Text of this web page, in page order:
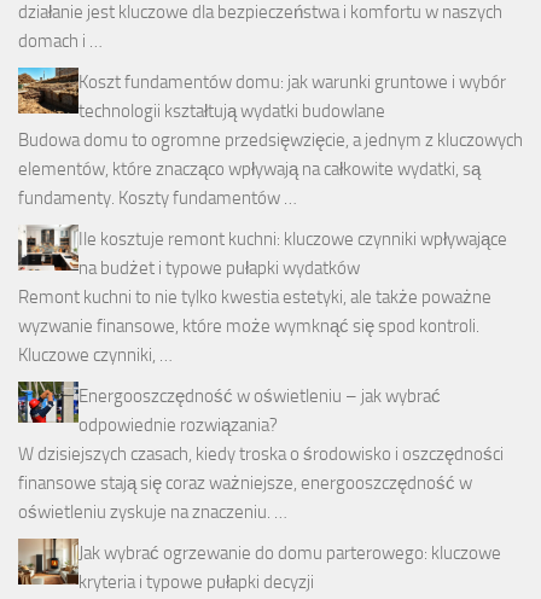
działanie jest kluczowe dla bezpieczeństwa i komfortu w naszych
domach i …
Koszt fundamentów domu: jak warunki gruntowe i wybór
technologii kształtują wydatki budowlane
Budowa domu to ogromne przedsięwzięcie, a jednym z kluczowych
elementów, które znacząco wpływają na całkowite wydatki, są
fundamenty. Koszty fundamentów …
Ile kosztuje remont kuchni: kluczowe czynniki wpływające
na budżet i typowe pułapki wydatków
Remont kuchni to nie tylko kwestia estetyki, ale także poważne
wyzwanie finansowe, które może wymknąć się spod kontroli.
Kluczowe czynniki, …
Energooszczędność w oświetleniu – jak wybrać
odpowiednie rozwiązania?
W dzisiejszych czasach, kiedy troska o środowisko i oszczędności
finansowe stają się coraz ważniejsze, energooszczędność w
oświetleniu zyskuje na znaczeniu. …
Jak wybrać ogrzewanie do domu parterowego: kluczowe
kryteria i typowe pułapki decyzji